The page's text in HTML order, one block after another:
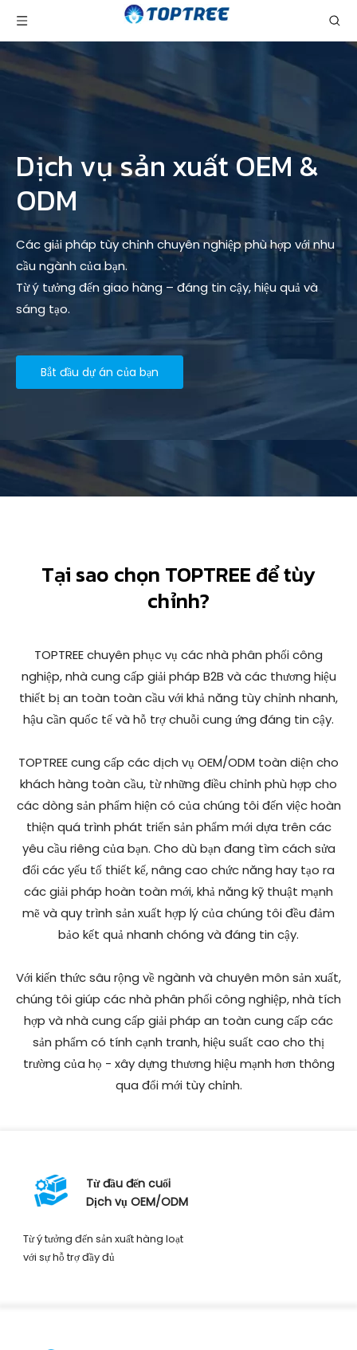
Dịch vụ sản xuất OEM &
ODM
Các giải pháp tùy chỉnh chuyên nghiệp phù hợp với nhu
cầu ngành của bạn.
Từ ý tưởng đến giao hàng – đáng tin cậy, hiệu quả và
sáng tạo.
Bắt đầu dự án của bạn
Tại sao chọn TOPTREE để tùy
chỉnh?
TOPTREE chuyên phục vụ các nhà phân phối công
nghiệp, nhà cung cấp giải pháp B2B và các thương hiệu
thiết bị an toàn toàn cầu với khả năng tùy chỉnh nhanh,
hậu cần quốc tế và hỗ trợ chuỗi cung ứng đáng tin cậy.
TOPTREE cung cấp các dịch vụ OEM/ODM toàn diện cho
khách hàng toàn cầu, từ những điều chỉnh phù hợp cho
các dòng sản phẩm hiện có của chúng tôi đến việc hoàn
thiện quá trình phát triển sản phẩm mới dựa trên các
yêu cầu riêng của bạn. Cho dù bạn đang tìm cách sửa
đổi các yếu tố thiết kế, nâng cao chức năng hay tạo ra
các giải pháp hoàn toàn mới, khả năng kỹ thuật mạnh
mẽ và quy trình sản xuất hợp lý của chúng tôi đều đảm
bảo kết quả nhanh chóng và đáng tin cậy.
Với kiến ​​thức sâu rộng về ngành và chuyên môn sản xuất,
chúng tôi giúp các nhà phân phối công nghiệp, nhà tích
hợp và nhà cung cấp giải pháp an toàn cung cấp các
sản phẩm có tính cạnh tranh, hiệu suất cao cho thị
trường của họ - xây dựng thương hiệu mạnh hơn thông
qua đổi mới tùy chỉnh.
Từ đầu đến cuối
Dịch vụ OEM/ODM
Từ ý tưởng đến sản xuất hàng loạt
với sự hỗ trợ đầy đủ